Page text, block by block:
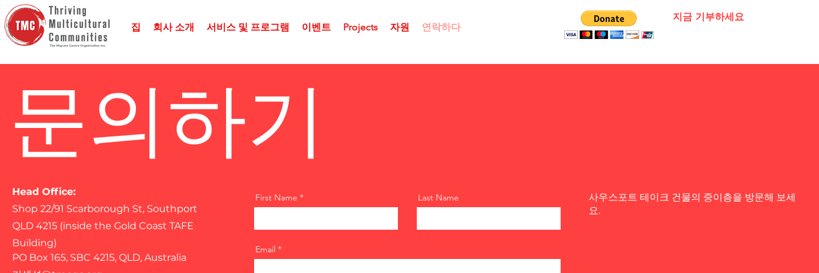
집 회사 소개 서비스 및 프로그램 이벤트 Projects 자원 연락하다
지금 기부하세요
문의하기
Head Office:
Shop 22/91 Scarborough St, Southport
QLD 4215 (inside the Gold Coast TAFE
Building)
PO Box 165, SBC 4215, QLD, Australia
First Name Last Name
Email
사우스포트 테이크 건물의 중이층을 방문해 보세
요.